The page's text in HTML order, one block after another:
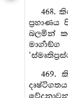
468.
බලමින්
469.